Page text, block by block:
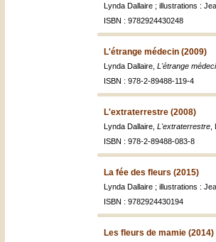
Lynda Dallaire ; illustrations :
ISBN : 9782924430248
L'étrange médecin (2009)
Lynda Dallaire, L'étrange
ISBN : 978-2-89488-119-4
L'extraterrestre (2008)
Lynda Dallaire, L'extraterrestre
ISBN : 978-2-89488-083-8
La fée des fleurs (2015)
Lynda Dallaire ; illustrations :
ISBN : 9782924430194
Les fleurs de mamie (2014)